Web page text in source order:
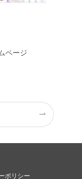
ページ
ポリシー